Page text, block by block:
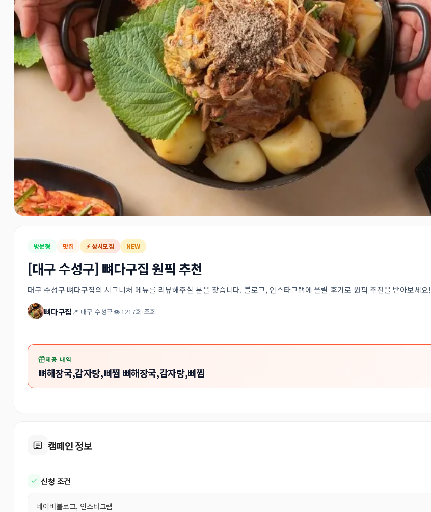
방문형 맛집 ⚡ 상시모집 NEW
[대구 수성구] 뼈다구집 원픽 추천
대구 수성구 뼈다구집의 시그니처 메뉴를 리뷰해주실 분을 찾습니다. 블로그, 인스타그램에 올릴 후기로 원픽 추천을 받아보세요!
뼈다구집 📍 대구 수성구👁 1217회 조회
제공 내역
뼈해장국,감자탕,뼈찜 뼈해장국,감자탕,뼈찜
캠페인 정보
신청 조건
네이버블로그, 인스타그램